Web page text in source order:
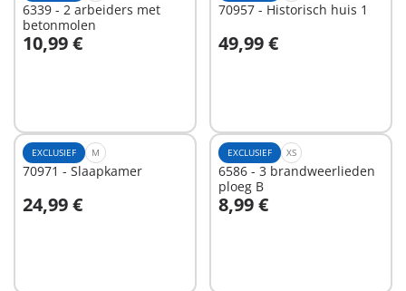
6339 - 2 arbeiders met
betonmolen
10,99 €
In winkelwagen
70957 - Historisch huis 1
49,99 €
In winkelwagen
EXCLUSIEF M
70971 - Slaapkamer
24,99 €
In winkelwagen
EXCLUSIEF XS
6586 - 3 brandweerlieden
ploeg B
8,99 €
In winkelwagen